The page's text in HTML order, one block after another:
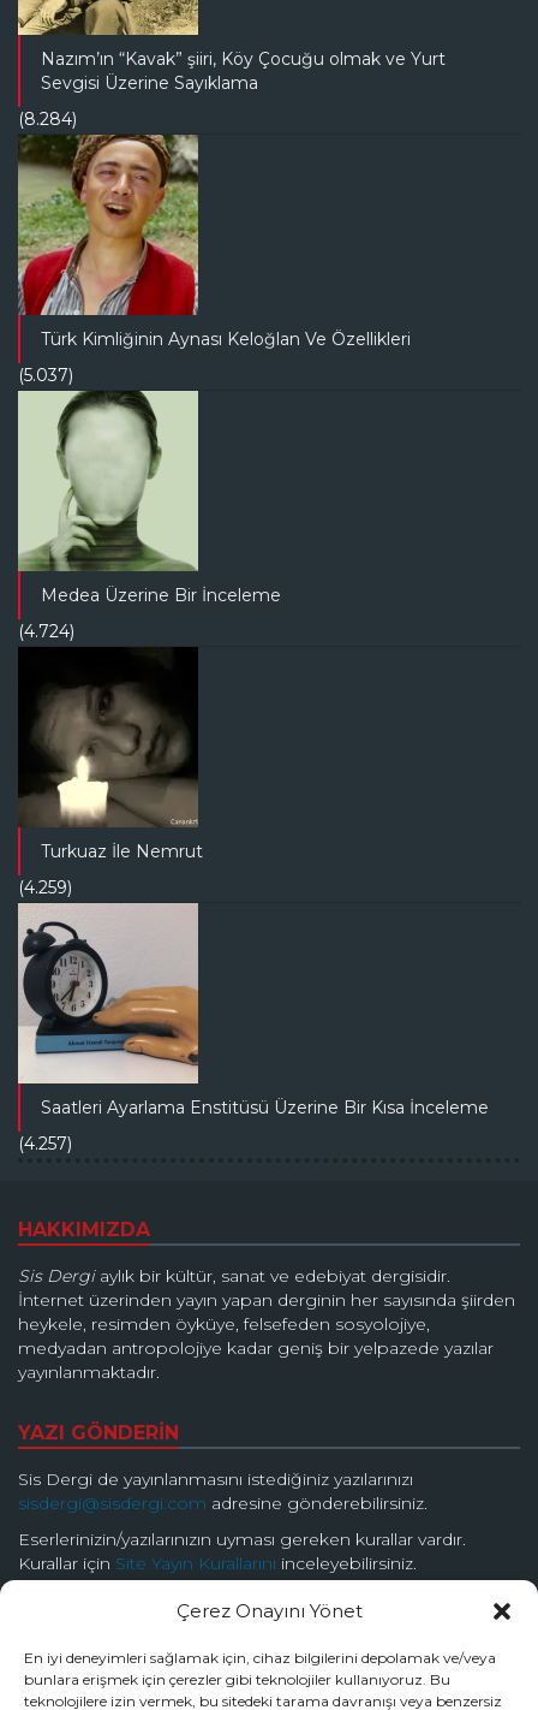
Çerez Onayını Yönet
En iyi deneyimleri sağlamak için, cihaz bilgilerini depolamak ve/veya
bunlara erişmek için çerezler gibi teknolojiler kullanıyoruz. Bu
teknolojilere izin vermek, bu sitedeki tarama davranışı veya benzersiz
Nazım’ın “Kavak” şiiri, Köy Çocuğu olmak ve Yurt
Sevgisi Üzerine Sayıklama
(8.284)
Türk Kimliğinin Aynası Keloğlan Ve Özellikleri
(5.037)
Medea Üzerine Bir İnceleme
(4.724)
Turkuaz İle Nemrut
(4.259)
Saatleri Ayarlama Enstitüsü Üzerine Bir Kısa İnceleme
(4.257)
HAKKIMIZDA
Sis Dergiaylık bir kültür, sanat ve edebiyat dergisidir.
İnternet üzerinden yayın yapan derginin her sayısında şiirden
heykele, resimden öyküye, felsefeden sosyolojiye,
medyadan antropolojiye kadar geniş bir yelpazede yazılar
yayınlanmaktadır.
YAZI GÖNDERİN
Sis Dergi de yayınlanmasını istediğiniz yazılarınızı
sisdergi@sisdergi.com adresine gönderebilirsiniz.
Eserlerinizin/yazılarınızın uyması gereken kurallar vardır.
Kurallar için Site Yayın Kurallarını inceleyebilirsiniz.
BİZİ TAKİP EDİN